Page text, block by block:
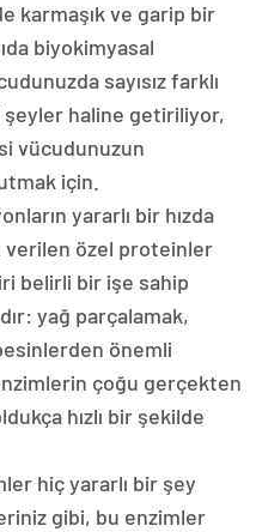
karmaşık ve garip bir
biyokimyasal
sayısız farklı
şeyler haline getiriliyor,
vücudunuzun
için.
yararlı bir hızda
verilen özel proteinler
belirli bir işe sahip
yağ parçalamak,
önemli
çoğu gerçekten
hızlı bir şekilde
hiç yararlı bir şey
gibi, bu enzimler